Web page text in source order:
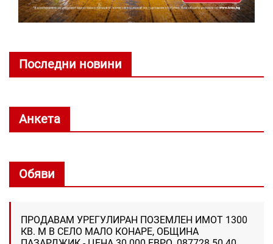
Последни новини
Анкета
Обяви
ПРОДАВАМ УРЕГУЛИРАН ПОЗЕМЛЕН ИМОТ 1300
КВ. М В СЕЛО МАЛО КОНАРЕ, ОБЩИНА